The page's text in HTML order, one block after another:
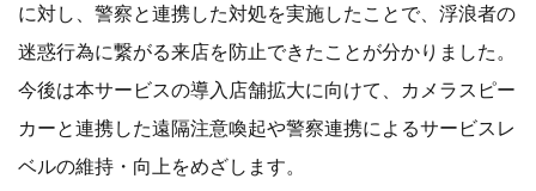
に対し、警察と連携した対処を実施したことで、浮浪者の
迷惑行為に繋がる来店を防止できたことが分かりました。
今後は本サービスの導入店舗拡大に向けて、カメラスピー
カーと連携した遠隔注意喚起や警察連携によるサービスレ
ベルの維持・向上をめざします。